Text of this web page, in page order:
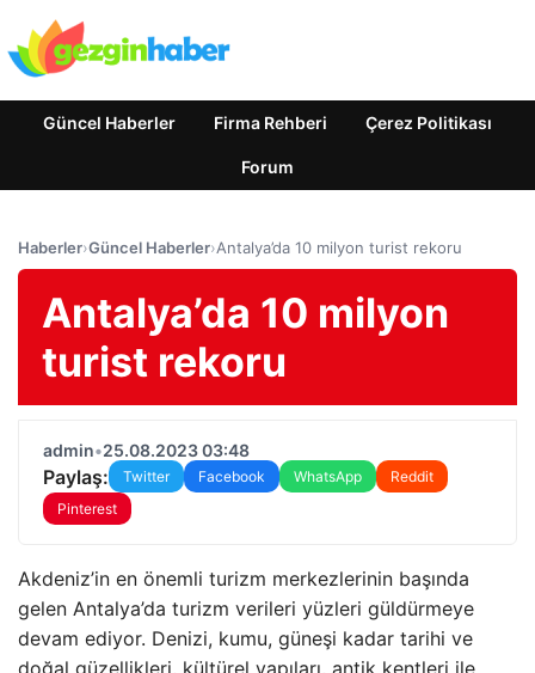
Güncel Haberler Firma Rehberi Çerez Politikası
Forum
Haberler›Güncel Haberler›Antalya’da 10 milyon turist rekoru
Antalya’da 10 milyon
turist rekoru
admin•25.08.2023 03:48
Paylaş: Twitter Facebook WhatsApp
Reddit
Pinterest
Akdeniz’in en önemli turizm merkezlerinin başında
gelen Antalya’da turizm verileri yüzleri güldürmeye
devam ediyor. Denizi, kumu, güneşi kadar tarihi ve
doğal güzellikleri, kültürel yapıları, antik kentleri ile